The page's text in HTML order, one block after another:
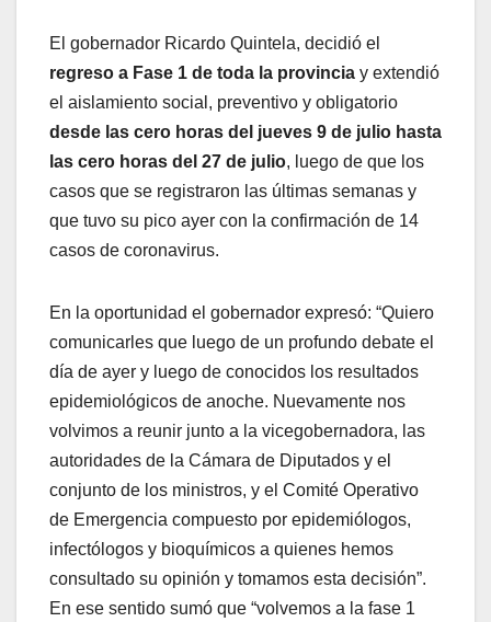
El gobernador Ricardo Quintela, decidió el
regreso a Fase 1 de toda la provincia y extendió
el aislamiento social, preventivo y obligatorio
desde las cero horas del jueves 9 de julio hasta
las cero horas del 27 de julio, luego de que los
casos que se registraron las últimas semanas y
que tuvo su pico ayer con la confirmación de 14
casos de coronavirus.
En la oportunidad el gobernador expresó: “Quiero
comunicarles que luego de un profundo debate el
día de ayer y luego de conocidos los resultados
epidemiológicos de anoche. Nuevamente nos
volvimos a reunir junto a la vicegobernadora, las
autoridades de la Cámara de Diputados y el
conjunto de los ministros, y el Comité Operativo
de Emergencia compuesto por epidemiólogos,
infectólogos y bioquímicos a quienes hemos
consultado su opinión y tomamos esta decisión”.
En ese sentido sumó que “volvemos a la fase 1